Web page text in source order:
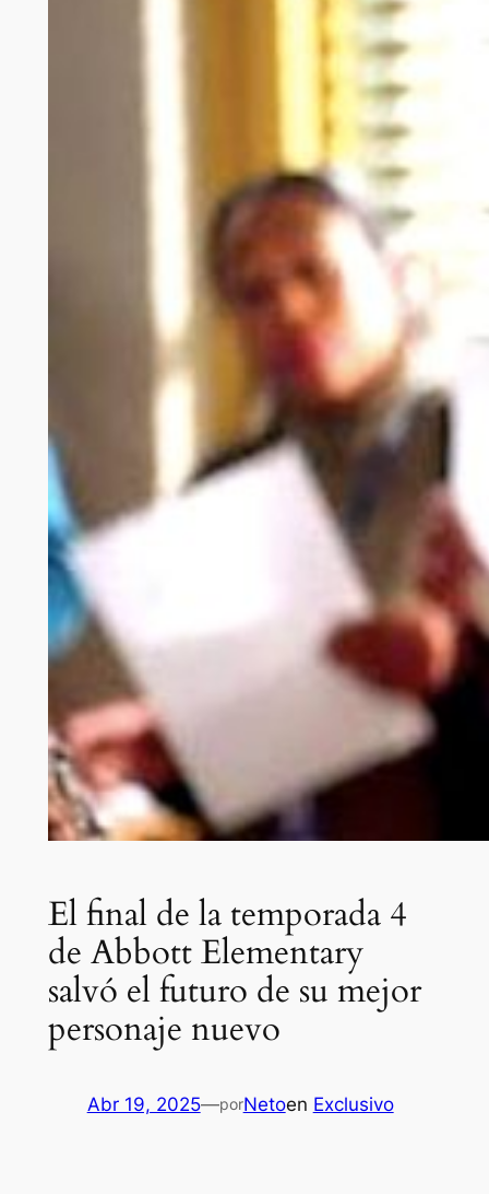
El final de la temporada 4
de Abbott Elementary
salvó el futuro de su mejor
personaje nuevo
Abr 19, 2025—porNetoen Exclusivo